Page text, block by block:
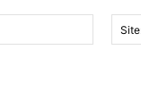
mail:*